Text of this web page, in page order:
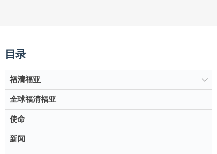
目录
福清福亚
全球福清福亚
使命
新闻